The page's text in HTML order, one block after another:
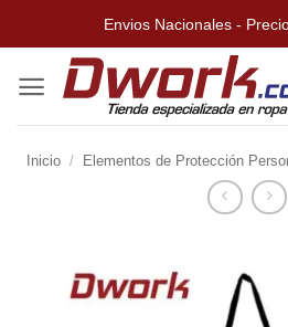
contenido
Envios Nacionales -
Inicio / Elementos de Protección